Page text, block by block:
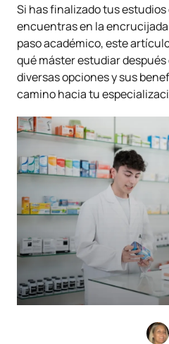
Si has finalizado tus estudios
encuentras en la
paso académico, este
qué máster estudiar
diversas opciones y sus
camino hacia tu